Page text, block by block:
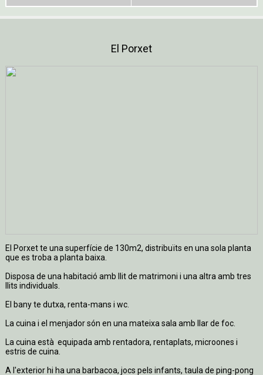
El Porxet
El Porxet te una superfí­cie de 130m2, distribuïts en una sola planta
que es troba a planta baixa.
Disposa de una habitació amb llit de matrimoni i una altra amb tres
llits individuals.
El bany te dutxa, renta-mans i wc.
La cuina i el menjador són en una mateixa sala amb llar de foc.
La cuina està equipada amb rentadora, rentaplats, microones i
estris de cuina.
A l'exterior hi ha una barbacoa, jocs pels infants, taula de ping-pong